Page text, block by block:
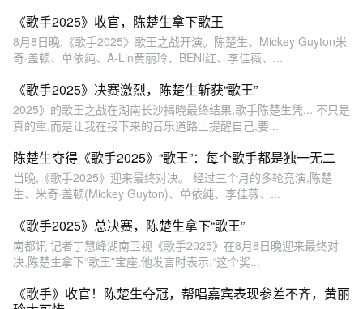
《歌手2025》收官，陈楚生拿下歌王
8月8日晚,《歌手2025》歌王之战开演。陈楚生、Mickey Guyton米
奇·盖顿、单依纯、A-Lin黄丽玲、BENI红、李佳薇、...
《歌手2025》决赛激烈，陈楚生斩获“歌王”
2025》的歌王之战在湖南长沙揭晓最终结果,歌手陈楚生凭... 不只是
真的重,而是让我在接下来的音乐道路上提醒自己,要...
陈楚生夺得《歌手2025》“歌王”：每个歌手都是独一无二
当晚,《歌手2025》迎来最终对决。 经过三个月的多轮竞演,陈楚
生、米奇·盖顿(Mickey Guyton)、单依纯、李佳薇、...
《歌手2025》总决赛，陈楚生拿下“歌王”
南都讯 记者丁慧峰湖南卫视《歌手2025》在8月8日晚迎来最终对
决,陈楚生拿下“歌王”宝座,他发言时表示:“这个奖...
《歌手》收官！陈楚生夺冠，帮唱嘉宾表现参差不齐，黄丽